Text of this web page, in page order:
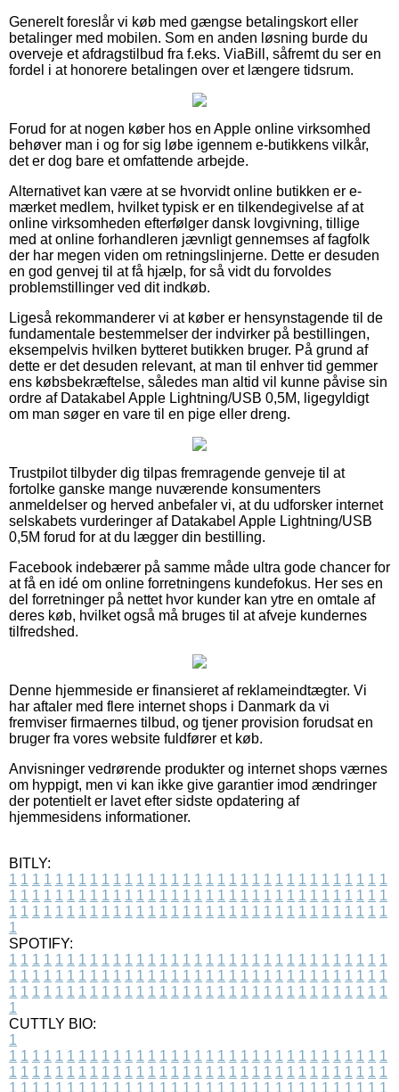
Generelt foreslår vi køb med gængse betalingskort eller
betalinger med mobilen. Som en anden løsning burde du
overveje et afdragstilbud fra f.eks. ViaBill, såfremt du ser en
fordel i at honorere betalingen over et længere tidsrum.
Forud for at nogen køber hos en Apple online virksomhed
behøver man i og for sig løbe igennem e-butikkens vilkår,
det er dog bare et omfattende arbejde.
Alternativet kan være at se hvorvidt online butikken er e-
mærket medlem, hvilket typisk er en tilkendegivelse af at
online virksomheden efterfølger dansk lovgivning, tillige
med at online forhandleren jævnligt gennemses af fagfolk
der har megen viden om retningslinjerne. Dette er desuden
en god genvej til at få hjælp, for så vidt du forvoldes
problemstillinger ved dit indkøb.
Ligeså rekommanderer vi at køber er hensynstagende til de
fundamentale bestemmelser der indvirker på bestillingen,
eksempelvis hvilken bytteret butikken bruger. På grund af
dette er det desuden relevant, at man til enhver tid gemmer
ens købsbekræftelse, således man altid vil kunne påvise sin
ordre af Datakabel Apple Lightning/USB 0,5M, ligegyldigt
om man søger en vare til en pige eller dreng.
Trustpilot tilbyder dig tilpas fremragende genveje til at
fortolke ganske mange nuværende konsumenters
anmeldelser og herved anbefaler vi, at du udforsker internet
selskabets vurderinger af Datakabel Apple Lightning/USB
0,5M forud for at du lægger din bestilling.
Facebook indebærer på samme måde ultra gode chancer for
at få en idé om online forretningens kundefokus. Her ses en
del forretninger på nettet hvor kunder kan ytre en omtale af
deres køb, hvilket også må bruges til at afveje kundernes
tilfredshed.
Denne hjemmeside er finansieret af reklameindtægter. Vi
har aftaler med flere internet shops i Danmark da vi
fremviser firmaernes tilbud, og tjener provision forudsat en
bruger fra vores website fuldfører et køb.
Anvisninger vedrørende produkter og internet shops værnes
om hyppigt, men vi kan ikke give garantier imod ændringer
der potentielt er lavet efter sidste opdatering af
hjemmesidens informationer.
BITLY:
1 1 1 1 1 1 1 1 1 1 1 1 1 1 1 1 1 1 1 1 1 1 1 1 1 1 1 1 1 1 1 1 1
1 1 1 1 1 1 1 1 1 1 1 1 1 1 1 1 1 1 1 1 1 1 1 1 1 1 1 1 1 1 1 1 1
1 1 1 1 1 1 1 1 1 1 1 1 1 1 1 1 1 1 1 1 1 1 1 1 1 1 1 1 1 1 1 1 1
1
SPOTIFY:
1 1 1 1 1 1 1 1 1 1 1 1 1 1 1 1 1 1 1 1 1 1 1 1 1 1 1 1 1 1 1 1 1
1 1 1 1 1 1 1 1 1 1 1 1 1 1 1 1 1 1 1 1 1 1 1 1 1 1 1 1 1 1 1 1 1
1 1 1 1 1 1 1 1 1 1 1 1 1 1 1 1 1 1 1 1 1 1 1 1 1 1 1 1 1 1 1 1 1
1
CUTTLY BIO:
1
1 1 1 1 1 1 1 1 1 1 1 1 1 1 1 1 1 1 1 1 1 1 1 1 1 1 1 1 1 1 1 1 1
1 1 1 1 1 1 1 1 1 1 1 1 1 1 1 1 1 1 1 1 1 1 1 1 1 1 1 1 1 1 1 1 1
1 1 1 1 1 1 1 1 1 1 1 1 1 1 1 1 1 1 1 1 1 1 1 1 1 1 1 1 1 1 1 1 1